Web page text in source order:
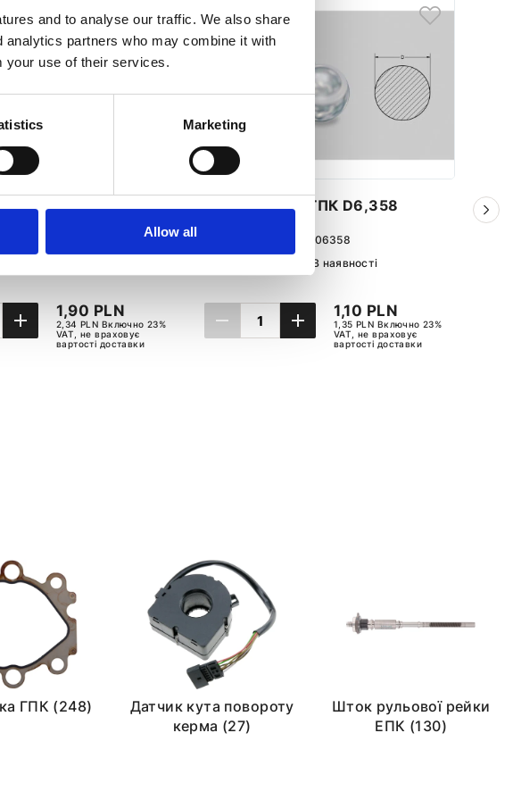
and to analyse our traffic. We also share
partners who may combine it with
your use of their services.
Marketing
Allow all
ГПК D7,160
1,90 PLN
2,34 PLN Включно 23%
VAT, не враховує
вартості доставки
Сталева куля ГПК D6,358
S-06358
В наявності
1,10 PLN
1,35 PLN Включно 23%
VAT, не враховує
вартості доставки
ГПК (248)
Датчик кута повороту
керма (27)
Шток рульової рейки
ЕПК (130)